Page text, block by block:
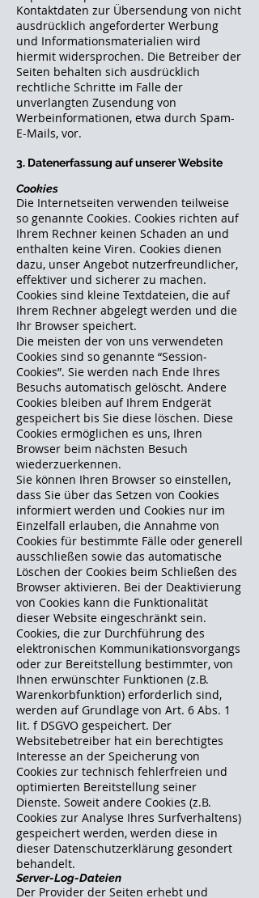
Kontaktdaten zur Übersendung von nicht
ausdrücklich angeforderter Werbung
und Informationsmaterialien wird
hiermit widersprochen. Die Betreiber der
Seiten behalten sich ausdrücklich
rechtliche Schritte im Falle der
unverlangten Zusendung von
Werbeinformationen, etwa durch Spam-
E-Mails, vor.
3. Datenerfassung auf unserer Website
Cookies
Die Internetseiten verwenden teilweise
so genannte Cookies. Cookies richten auf
Ihrem Rechner keinen Schaden an und
enthalten keine Viren. Cookies dienen
dazu, unser Angebot nutzerfreundlicher,
effektiver und sicherer zu machen.
Cookies sind kleine Textdateien, die auf
Ihrem Rechner abgelegt werden und die
Ihr Browser speichert.
Die meisten der von uns verwendeten
Cookies sind so genannte “Session-
Cookies”. Sie werden nach Ende Ihres
Besuchs automatisch gelöscht. Andere
Cookies bleiben auf Ihrem Endgerät
gespeichert bis Sie diese löschen. Diese
Cookies ermöglichen es uns, Ihren
Browser beim nächsten Besuch
wiederzuerkennen.
Sie können Ihren Browser so einstellen,
dass Sie über das Setzen von Cookies
informiert werden und Cookies nur im
Einzelfall erlauben, die Annahme von
Cookies für bestimmte Fälle oder generell
ausschließen sowie das automatische
Löschen der Cookies beim Schließen des
Browser aktivieren. Bei der Deaktivierung
von Cookies kann die Funktionalität
dieser Website eingeschränkt sein.
Cookies, die zur Durchführung des
elektronischen Kommunikationsvorgangs
oder zur Bereitstellung bestimmter, von
Ihnen erwünschter Funktionen (z.B.
Warenkorbfunktion) erforderlich sind,
werden auf Grundlage von Art. 6 Abs. 1
lit. f DSGVO gespeichert. Der
Websitebetreiber hat ein berechtigtes
Interesse an der Speicherung von
Cookies zur technisch fehlerfreien und
optimierten Bereitstellung seiner
Dienste. Soweit andere Cookies (z.B.
Cookies zur Analyse Ihres Surfverhaltens)
gespeichert werden, werden diese in
dieser Datenschutzerklärung gesondert
behandelt.
Server-Log-Dateien
Der Provider der Seiten erhebt und